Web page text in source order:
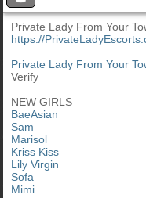
Private Lady From Your
https://
Private Lady From Your
Verify
NEW GIRLS
BaeAsian
Sam
Marisol
Kriss Kiss
Lily Virgin
Sofa
Mimi